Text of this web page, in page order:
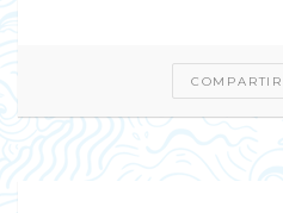
COMPARTIR